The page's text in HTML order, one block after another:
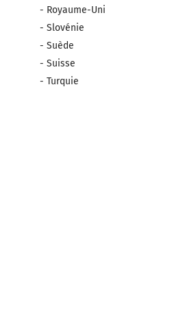
- Royaume-Uni
- Slovénie
- Suède
- Suisse
- Turquie